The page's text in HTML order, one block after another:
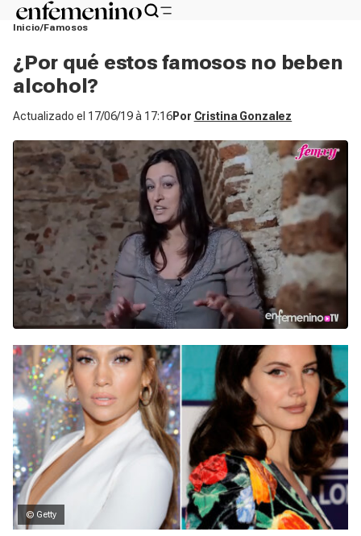
Inicio Famosos
¿Por qué estos famosos no beben
alcohol?
Actualizado el 17/06/19 à 17:16Por Cristina Gonzalez
© Getty